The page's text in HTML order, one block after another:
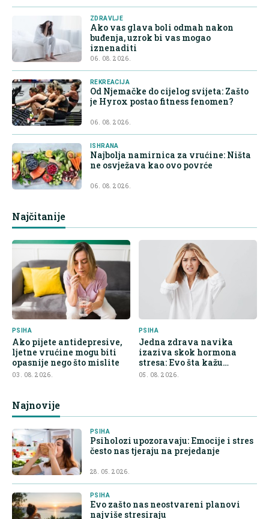
ZDRAVLJE
Ako vas glava boli odmah nakon
buđenja, uzrok bi vas mogao
iznenaditi
06. 08. 2026.
REKREACIJA
Od Njemačke do cijelog svijeta: Zašto
je Hyrox postao fitness fenomen?
06. 08. 2026.
ISHRANA
Najbolja namirnica za vrućine: Ništa
ne osvježava kao ovo povrće
06. 08. 2026.
Najčitanije
PSIHA
Ako pijete antidepresive,
ljetne vrućine mogu biti
opasnije nego što mislite
03. 08. 2026.
PSIHA
Jedna zdrava navika
izaziva skok hormona
stresa: Evo šta kažu
endokrinolozi
05. 08. 2026.
Najnovije
PSIHA
Psiholozi upozoravaju: Emocije i stres
često nas tjeraju na prejedanje
28. 05. 2026.
PSIHA
Evo zašto nas neostvareni planovi
najviše stresiraju